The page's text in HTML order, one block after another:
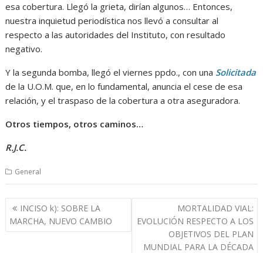
esa cobertura. Llegó la grieta, dirían algunos… Entonces,
nuestra inquietud periodística nos llevó a consultar al
respecto a las autoridades del Instituto, con resultado
negativo.
Y la segunda bomba, llegó el viernes ppdo., con una Solicitada
de la U.O.M. que, en lo fundamental, anuncia el cese de esa
relación, y el traspaso de la cobertura a otra aseguradora.
Otros tiempos, otros caminos…
R.J.C.
General
Navegación
de
entradas
INCISO k): SOBRE LA
MARCHA, NUEVO CAMBIO
MORTALIDAD VIAL:
EVOLUCIÓN RESPECTO A LOS
OBJETIVOS DEL PLAN
MUNDIAL PARA LA DÉCADA